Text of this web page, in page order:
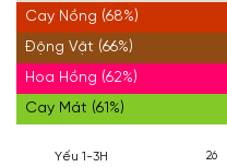
Cay Nồng (68%)
Động Vật (66%)
Hoa Hồng (62%)
Cay Mát (61%)
Yếu 1-3H
26